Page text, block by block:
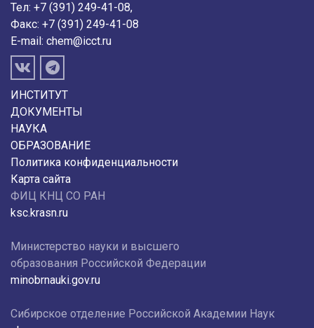
Тел: +7 (391) 249-41-08,
Факс: +7 (391) 249-41-08
E-mail: chem@icct.ru
ИНСТИТУТ
ДОКУМЕНТЫ
НАУКА
ОБРАЗОВАНИЕ
Политика конфиденциальности
Карта сайта
ФИЦ КНЦ СО РАН
ksc.krasn.ru
Министерство науки и высшего
образования Российской Федерации
minobrnauki.gov.ru
Сибирское отделение Российской Академии Наук